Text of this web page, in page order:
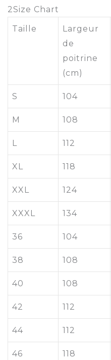
2Size Chart
Taille
Largeur
de
poitrine
(cm)
S 104
M 108
L 112
XL 118
XXL 124
XXXL 134
36 104
38 108
40 108
42 112
44 112
46 118